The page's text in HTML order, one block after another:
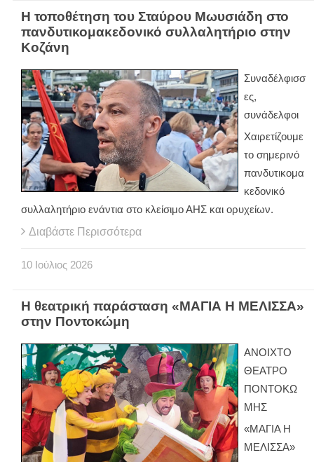
Η τοποθέτηση του Σταύρου Μωυσιάδη στο
πανδυτικομακεδονικό συλλαλητήριο στην
Κοζάνη
Συναδέλφισσ
ες,
συνάδελφοι
Χαιρετίζουμε
το σημερινό
πανδυτικομα
κεδονικό
συλλαλητήριο ενάντια στο κλείσιμο ΑΗΣ και ορυχείων.
Διαβάστε Περισσότερα
10 Ιούλιος 2026
Η θεατρική παράσταση «ΜΑΓΙΑ Η ΜΕΛΙΣΣΑ»
στην Ποντοκώμη
ΑΝΟΙΧΤΟ
ΘΕΑΤΡΟ
ΠΟΝΤΟΚΩ
ΜΗΣ
«ΜΑΓΙΑ Η
ΜΕΛΙΣΣΑ»